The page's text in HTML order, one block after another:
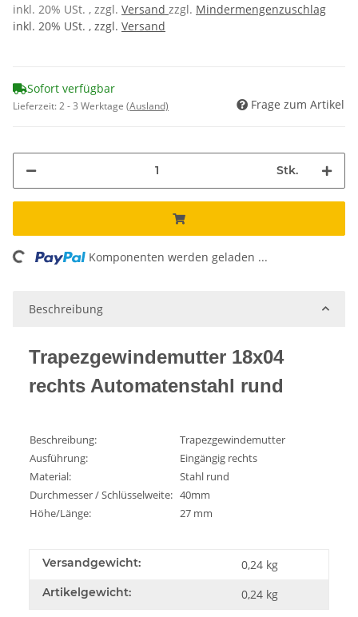
inkl. 20% USt. , zzgl. Versand zzgl. Mindermengenzuschlag
inkl. 20% USt. , zzgl. Versand
Sofort verfügbar
Lieferzeit:2 - 3 Werktage (Ausland) Frage zum Artikel
Stk.
Loading... Komponenten werden geladen ...
Beschreibung
Trapezgewindemutter 18x04
rechts Automatenstahl rund
Beschreibung:
Trapezgewindemutter
Ausführung:
Eingängig rechts
Material:
Stahl rund
Durchmesser / Schlüsselweite: 40mm
Höhe/Länge:
27 mm
Versandgewicht: 0,24 kg
Artikelgewicht: 0,24 kg